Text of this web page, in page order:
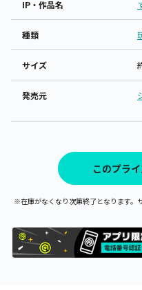
IP・作品名
種類
サイズ
発売元
このプラ
※在庫がなくなり次第終了となります。